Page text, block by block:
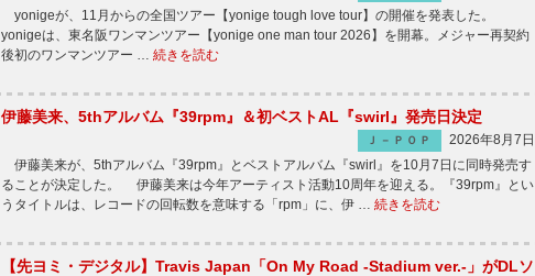
yonigeが、11月からの全国ツアー【yonige tough love tour】の開催を発表した。
yonigeは、東名阪ワンマンツアー【yonige one man tour 2026】を開幕。メジャー再契約
後初のワンマンツアー … 続きを読む
伊藤美来、5thアルバム『39rpm』＆初ベストAL『swirl』発売日決定
Ｊ－ＰＯＰ
2026年8月7日
伊藤美来が、5thアルバム『39rpm』とベストアルバム『swirl』を10月7日に同時発売す
ることが決定した。 伊藤美来は今年アーティスト活動10周年を迎える。『39rpm』とい
うタイトルは、レコードの回転数を意味する「rpm」に、伊 … 続きを読む
【先ヨミ・デジタル】Travis Japan「On My Road -Stadium ver.-」がDLソ